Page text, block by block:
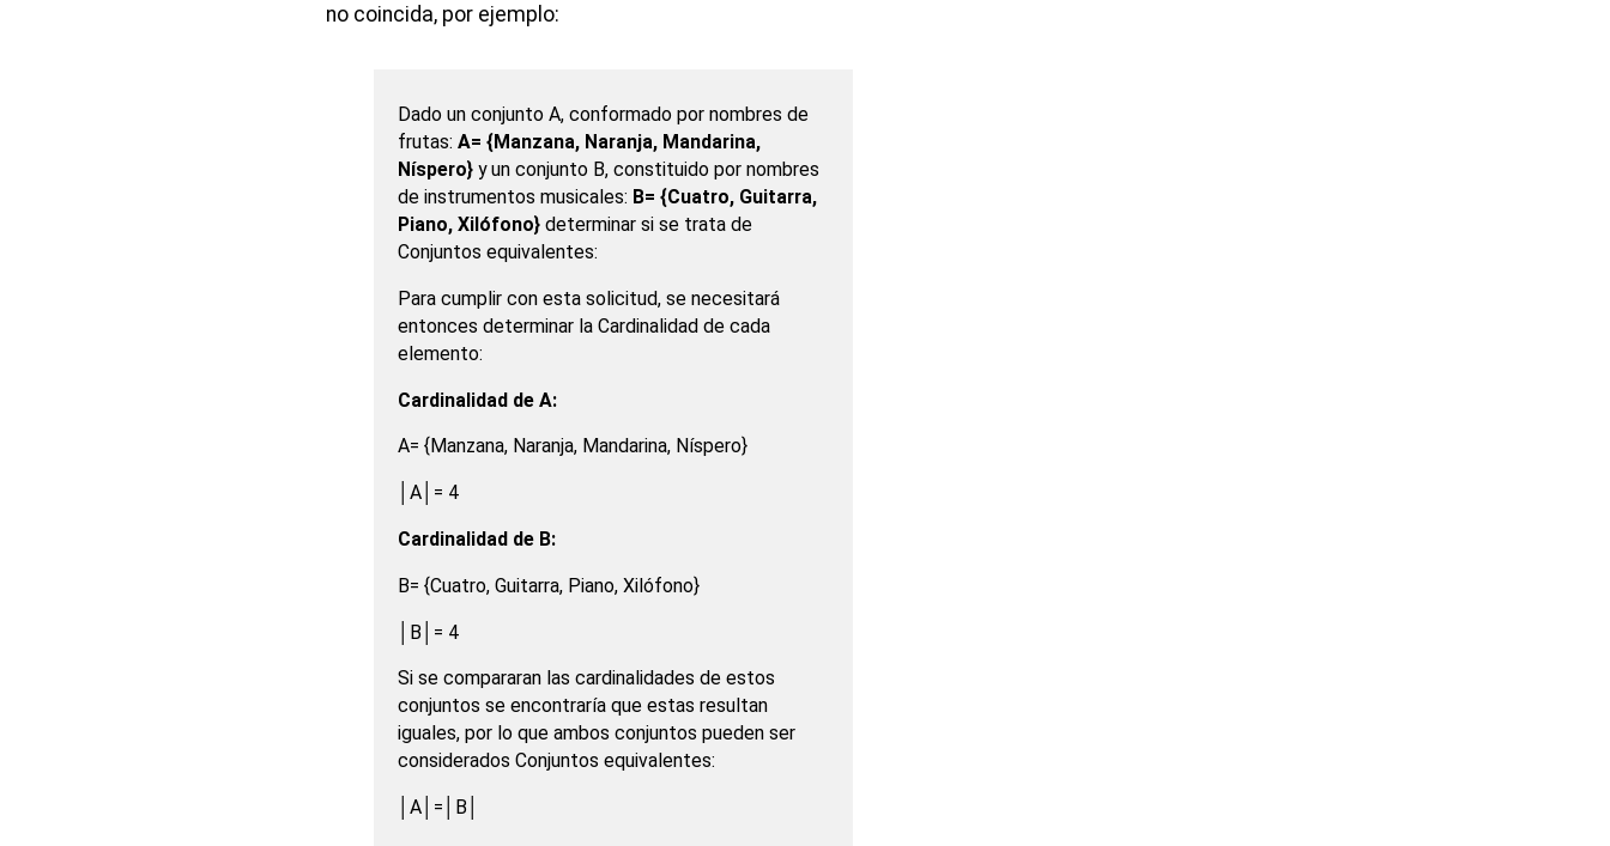
no coincida, por ejemplo:
Dado un conjunto A, conformado por nombres de
frutas: A= {Manzana, Naranja, Mandarina,
Níspero} y un conjunto B, constituido por nombres
de instrumentos musicales: B= {Cuatro, Guitarra,
Piano, Xilófono} determinar si se trata de
Conjuntos equivalentes:
Para cumplir con esta solicitud, se necesitará
entonces determinar la Cardinalidad de cada
elemento:
Cardinalidad de A:
A= {Manzana, Naranja, Mandarina, Níspero}
│A│= 4
Cardinalidad de B:
B= {Cuatro, Guitarra, Piano, Xilófono}
│B│= 4
Si se compararan las cardinalidades de estos
conjuntos se encontraría que estas resultan
iguales, por lo que ambos conjuntos pueden ser
considerados Conjuntos equivalentes:
│A│=│B│